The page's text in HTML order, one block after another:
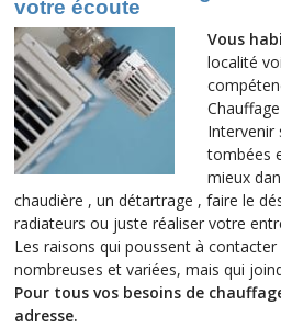
votre écoute
Vous
localité
Intervenir
tombées
mieux
chaudière , un détartrage , faire le
radiateurs ou juste réaliser votre
Les raisons qui poussent à
nombreuses et variées, mais qui
Pour tous vos besoins de
adresse.